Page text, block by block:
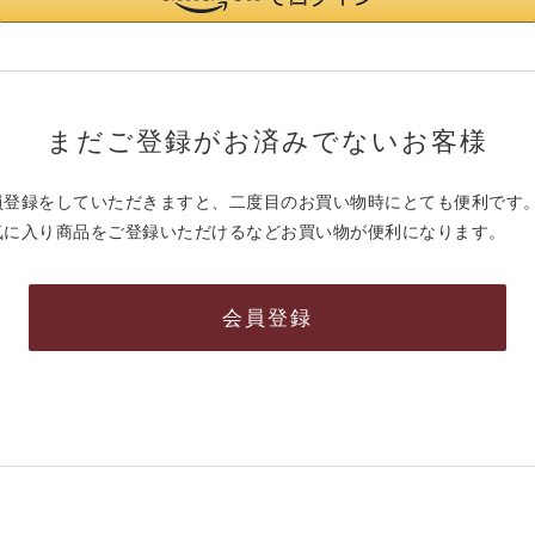
まだご登録がお済みでないお客様
登録をしていただきますと、二度目のお買い物時にとても便利です
入り商品をご登録いただけるなどお買い物が便利になります。
会員登録